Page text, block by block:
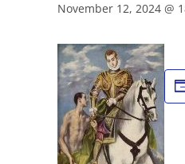
November 12, 2024 @